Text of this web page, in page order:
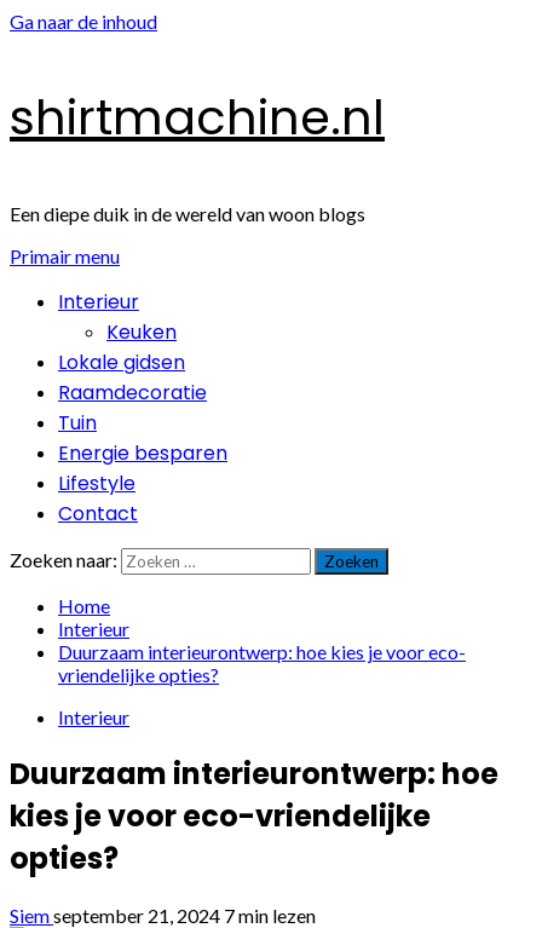
Ga naar de inhoud
shirtmachine.nl
Een diepe duik in de wereld van woon blogs
Primair menu
Interieur
Keuken
Lokale gidsen
Raamdecoratie
Tuin
Energie besparen
Lifestyle
Contact
Zoeken naar:
Home
Interieur
Duurzaam interieurontwerp: hoe kies je voor eco-
vriendelijke opties?
Interieur
Duurzaam interieurontwerp: hoe
kies je voor eco-vriendelijke
opties?
Siemseptember 21, 2024 7 min lezen